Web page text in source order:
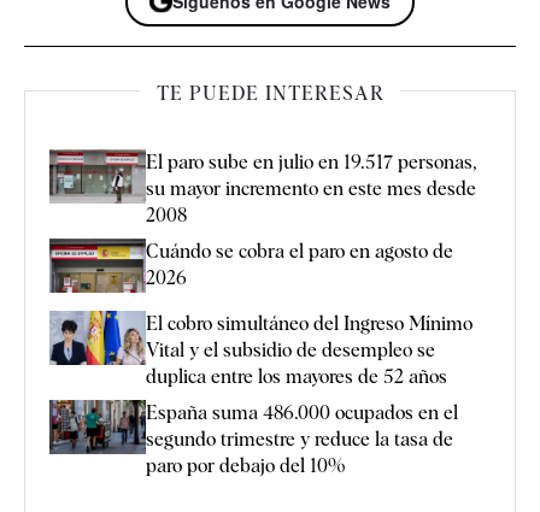
TE PUEDE INTERESAR
El paro sube en julio en 19.517 personas,
su mayor incremento en este mes desde
2008
Cuándo se cobra el paro en agosto de
2026
El cobro simultáneo del Ingreso Mínimo
Vital y el subsidio de desempleo se
duplica entre los mayores de 52 años
España suma 486.000 ocupados en el
segundo trimestre y reduce la tasa de
paro por debajo del 10%